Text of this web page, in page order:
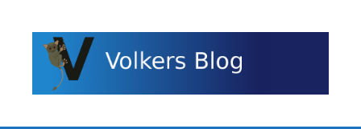
Inhalt
springen